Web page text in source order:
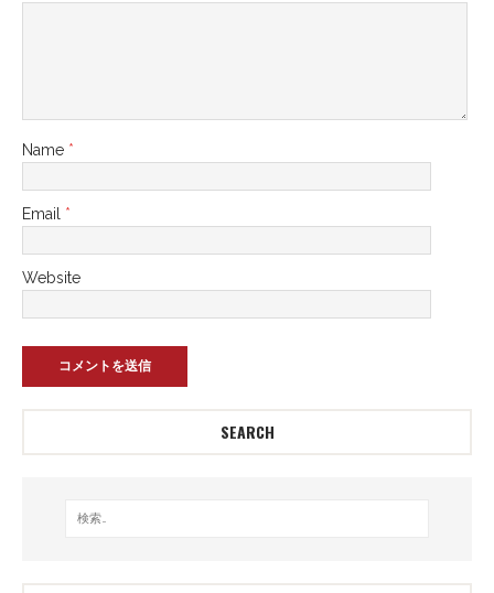
Name *
Email *
Website
SEARCH